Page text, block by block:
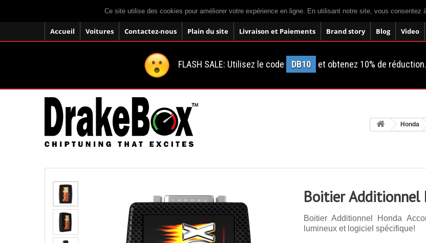
Ce site utilise des cookies pour améliorer votre expérience en ligne. En utilisant notre site, vous consentez
Accueil Voitures Contactez-nous Plain du site Livraison et Paiements Brand story Blog Video
FLASH SALE: Utilisez le code DB10 et obtenez 10% de réduction.
Honda
Boitier Additionnel
Boitier Additionnel Honda
lumineux et logiciel spécifique!